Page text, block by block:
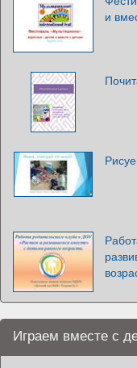
и
Играем вместе с